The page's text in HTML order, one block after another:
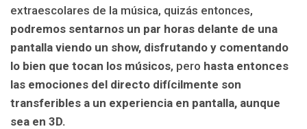
extraescolares de la música, quizás entonces,
podremos sentarnos un par horas delante de una
pantalla viendo un show, disfrutando y comentando
lo bien que tocan los músicos, pero hasta entonces
las emociones del directo difícilmente son
transferibles a un experiencia en pantalla, aunque
sea en 3D.